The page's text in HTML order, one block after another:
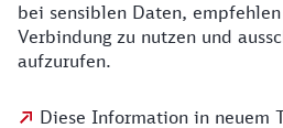
bei sensiblen Daten,
Verbindung zu nutzen und
aufzurufen.
Diese Information in neuem